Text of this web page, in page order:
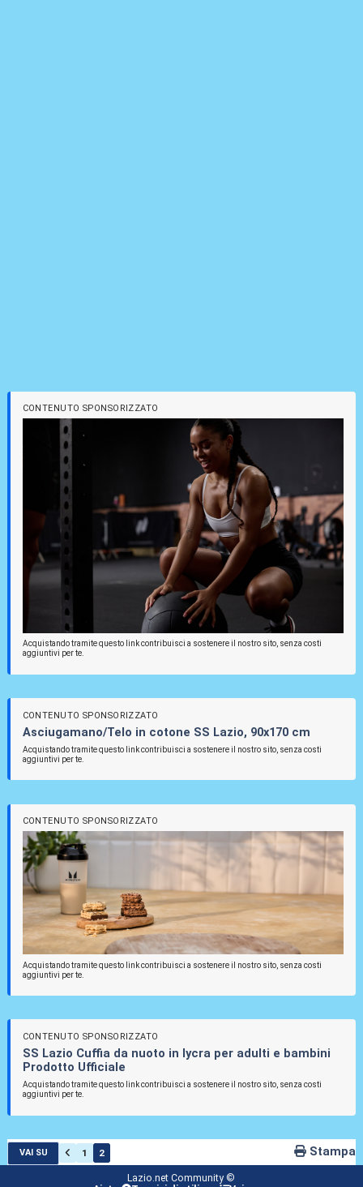
CONTENUTO SPONSORIZZATO
Acquistando tramite questo link contribuisci a sostenere il nostro sito, senza costi
aggiuntivi per te.
CONTENUTO SPONSORIZZATO
Asciugamano/Telo in cotone SS Lazio, 90x170 cm
Acquistando tramite questo link contribuisci a sostenere il nostro sito, senza costi
aggiuntivi per te.
CONTENUTO SPONSORIZZATO
Acquistando tramite questo link contribuisci a sostenere il nostro sito, senza costi
aggiuntivi per te.
CONTENUTO SPONSORIZZATO
SS Lazio Cuffia da nuoto in lycra per adulti e bambini
Prodotto Ufficiale
Acquistando tramite questo link contribuisci a sostenere il nostro sito, senza costi
aggiuntivi per te.
VAI SU 1 2 Stampa
Lazio.net Community ©